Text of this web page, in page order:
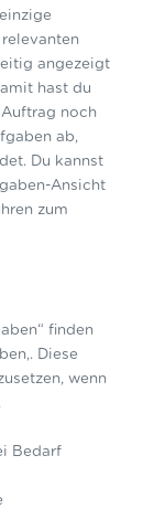
angezeigt
hast du
noch
ab,
Du kannst
Ansicht
zum
finden
Diese
wenn
Bedarf